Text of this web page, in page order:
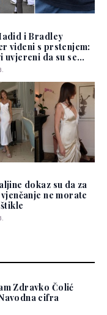
i Bradley
viđeni s prstenjem:
uvjereni da su se
dokaz su da za
ne morate
Zdravko Čolić
cifra